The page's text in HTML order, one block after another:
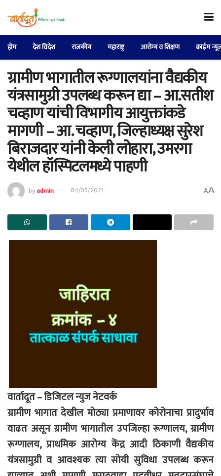
होम देश विदेश राजकीय महाराष्ट्र आरोग्य व शिक्षण क्राईम
ग्रामीण भागातील रूग्णालयांना वैद्यकीय
यंत्रसामुग्री उपलब्ध करून द्या – आ.सतीश
चव्हाण यांची विभागीय आयुक्तांकडे
मागणी – आ. चव्हाण, जिल्हाध्यक्ष सुरेश
बिराजदार यांनी केली लोहारा, उमरगा
येथील हॉस्पिटलमध्ये पाहणी
byadmin 04/05/2021 AA
वार्तादूत – डिजिटल न्युज नेटवर्क
ग्रामीण भागात देखील मोठ्या प्रमाणावर कोरोनाचा प्रादुर्भाव
वाढत असून ग्रामीण भागातील उपजिल्हा रूग्णालय, ग्रामीण
रूग्णालय, प्राथमिक आरोग्य केंद्र आदी ठिकाणी वैद्यकीय
यंत्रसामुग्री व आवश्यक त्या सोयी सुविधा उपलब्ध करून